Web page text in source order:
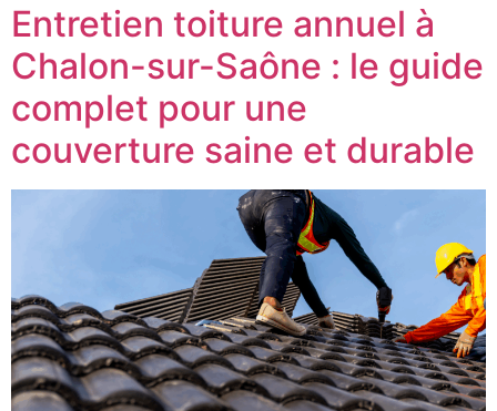
Entretien toiture annuel à
Chalon-sur-Saône : le guide
complet pour une
couverture saine et durable